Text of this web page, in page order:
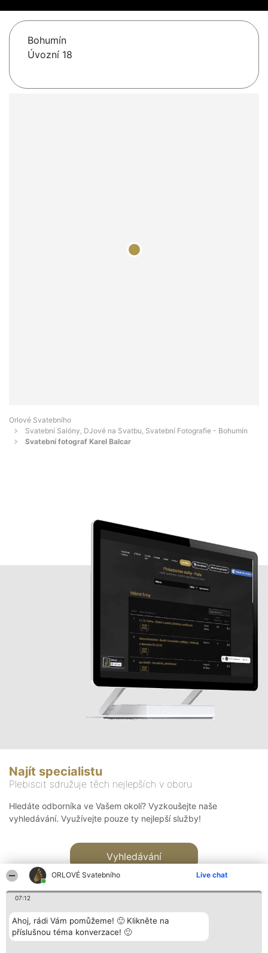
ORLOVÉ Svatebního Live chat
07:12
Ahoj, rádi Vám pomůžeme! 🙂 Klikněte na
příslušnou téma konverzace! 🙂
Bohumín
Úvozní 18
Orlové Svatebního
Svatební Salóny, DJové na Svatbu, Svatební Fotografie - Bohumín
Svatební fotograf Karel Balcar
Najít specialistu
Plebiscit sdružuje těch nejlepších v oboru
Hledáte odborníka ve Vašem okolí? Vyzkoušejte naše
vyhledávání. Využívejte pouze ty nejlepší služby!
Vyhledávání